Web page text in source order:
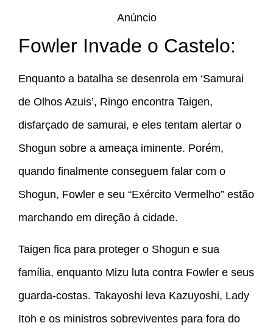
Anúncio
Fowler Invade o Castelo:
Enquanto a batalha se desenrola em ‘Samurai
de Olhos Azuis’, Ringo encontra Taigen,
disfarçado de samurai, e eles tentam alertar o
Shogun sobre a ameaça iminente. Porém,
quando finalmente conseguem falar com o
Shogun, Fowler e seu “Exército Vermelho” estão
marchando em direção à cidade.
Taigen fica para proteger o Shogun e sua
família, enquanto Mizu luta contra Fowler e seus
guarda-costas. Takayoshi leva Kazuyoshi, Lady
Itoh e os ministros sobreviventes para fora do